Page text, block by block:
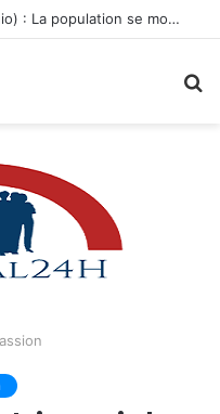
Manifestation à Springfield (Ohio) : La population se mobilise pour les Haïtiens face au TPS et aux bracelets électroniques